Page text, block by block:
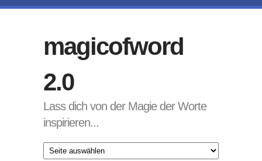
magicofword
2.0
Lass dich von der Magie der Worte
inspirieren...